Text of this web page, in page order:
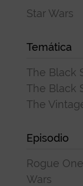
Star Wars
Temática
The Black
The Black
The
Episodio
Rogue
Wars